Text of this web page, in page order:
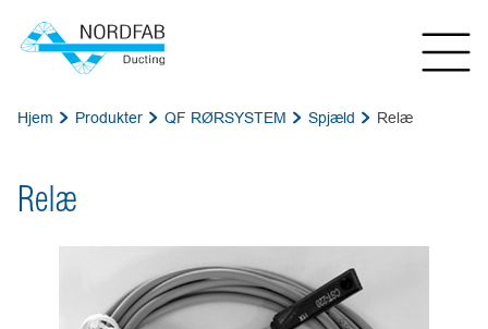
Hjem Produkter QF RØRSYSTEM Spjæld Relæ
Relæ